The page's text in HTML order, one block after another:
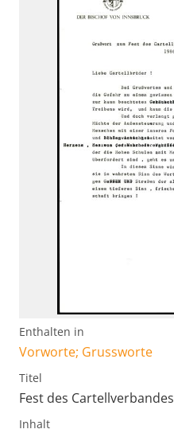
Enthalten in
Vorworte; Grussworte
Titel
Fest des Cartellverbandes
Inhalt